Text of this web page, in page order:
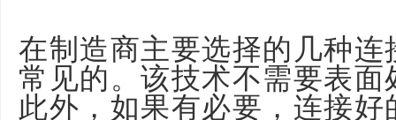
在制造商主要选择的几种
常见的。该技术不需要表
此外，如果有必要，连接